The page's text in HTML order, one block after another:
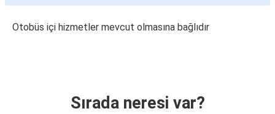
Otobüs içi hizmetler mevcut olmasına bağlıdır
Sırada neresi var?